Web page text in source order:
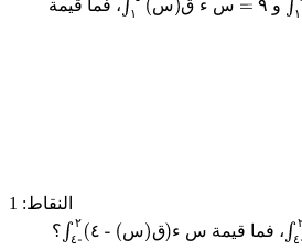
∫و س ق ء س ٩ ∫ ١ ٥ (س)ق ء س = ٩ ، فما قيمة
النقاط: 1
∫، فما قيمة
٢
٤
٤ س ق ء س ∫ ٤- ٢( ٤ - (س)ق )ء
؟